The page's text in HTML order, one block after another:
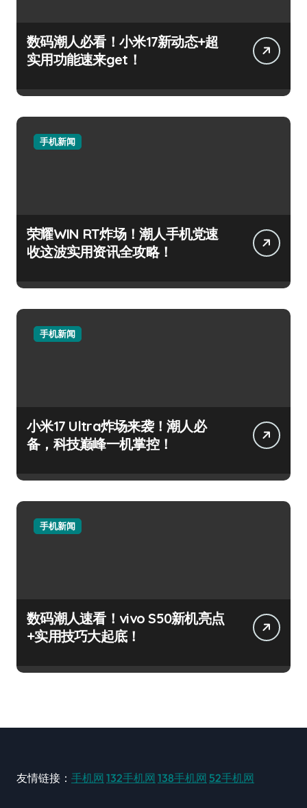
数码潮人必看！小米17新动态+超
实用功能速来get！
手机新闻
荣耀WIN RT炸场！潮人手机党速
收这波实用资讯全攻略！
手机新闻
小米17 Ultra炸场来袭！潮人必
备，科技巅峰一机掌控！
手机新闻
数码潮人速看！vivo S50新机亮点
+实用技巧大起底！
友情链接： 手机网 132手机网 138手机网 52手机网